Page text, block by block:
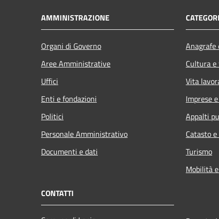
AMMINISTRAZIONE
Organi di Governo
Aree Amministrative
Uffici
Enti e fondazioni
Politici
Personale Amministrativo
Documenti e dati
Cultura
Vita
Imprese
Appalti
Catasto
Turismo
Mobilità
CONTATTI